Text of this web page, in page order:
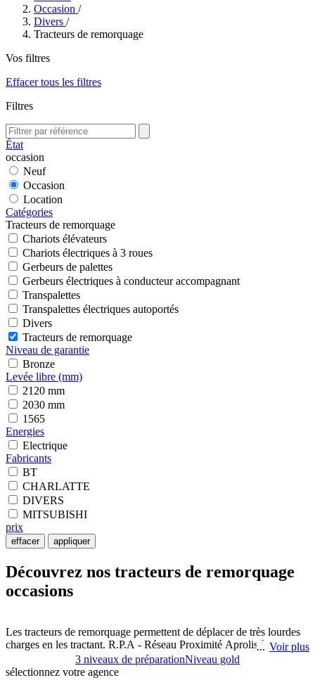
Occasion /
Divers /
Tracteurs de remorquage
Vos filtres
Effacer tous les filtres
Filtres
État
occasion
Neuf
Occasion
Location
Catégories
Tracteurs de remorquage
Chariots élévateurs
Chariots électriques à 3 roues
Gerbeurs de palettes
Gerbeurs électriques à conducteur accompagnant
Transpalettes
Transpalettes électriques autoportés
Divers
Tracteurs de remorquage
Niveau de garantie
Bronze
Levée libre (mm)
2120 mm
2030 mm
1565
Energies
Electrique
Fabricants
BT
CHARLATTE
DIVERS
MITSUBISHI
prix
effacer appliquer
Découvrez nos tracteurs de remorquage
occasions
Les tracteurs de remorquage permettent de déplacer de très lourdes
charges en les tractant. R.P.A - Réseau Proximité Aprolis à SAINTE
CATHERINE LES ARRAS vous propose une gamme complète de
tracteurs de remorquage occasion. Nous disposons de modèles
Voir plus
3 niveaux de préparationNiveau gold
sélectionnez votre agence